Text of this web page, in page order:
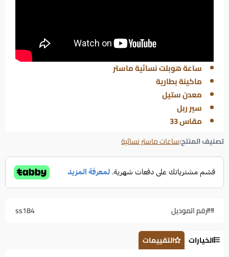
ساعة هوبلت نسائية ماستر
ماكينة بطارية
معدن ستيل
سير ربل
مقاس 33
تصنيف المنتج:ساعات ماستر نسائية
رقم الموديل ss184
الخيارات
التقييمات